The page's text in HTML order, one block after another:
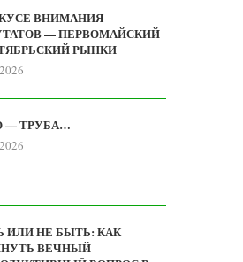
ВНИМАНИЯ
— ПЕРВОМАЙСКИЙ
РЫНКИ
— ТРУБА…
ИЛИ НЕ БЫТЬ: КАК
ВЕЧНЫЙ